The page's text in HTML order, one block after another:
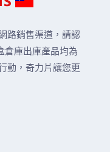
路銷售渠道，請認
倉庫出庫產品均為
動，奇力片讓您更